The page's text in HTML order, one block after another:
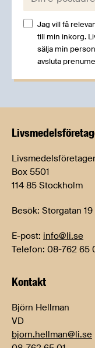
Jag vill få
till min inkorg.
sälja min
avsluta
Box 5501
114 85 Stockholm
Besök: Storgatan 19
E-post: info@li.se
Telefon: 08-762 65
Kontakt
Björn Hellman
VD
bjorn.hellman@li.se